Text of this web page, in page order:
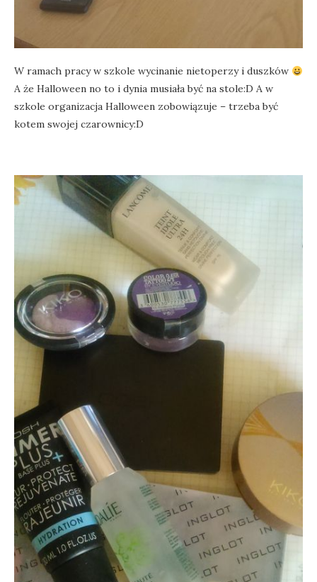
W ramach pracy w szkole wycinanie nietoperzy i duszków
A że Halloween no to i dynia musiała być na stole:D A w
szkole organizacja Halloween zobowiązuje – trzeba być
kotem swojej czarownicy:D